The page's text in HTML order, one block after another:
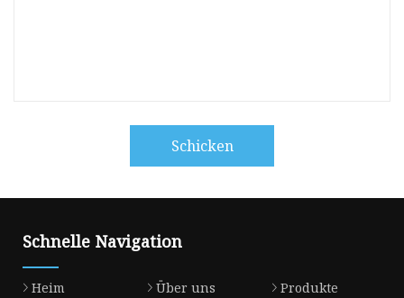
Schicken
Schnelle Navigation
Heim Über uns
Produkte